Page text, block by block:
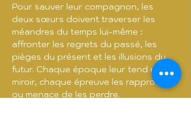
Pour sauver leur compagnon, les
deux sœurs doivent traverser les
méandres du temps lui-même :
affronter les regrets du passé, les
pièges du présent et les illusions du
futur. Chaque époque leur tend un
miroir, chaque épreuve les rapproche
ou menace de les perdre.